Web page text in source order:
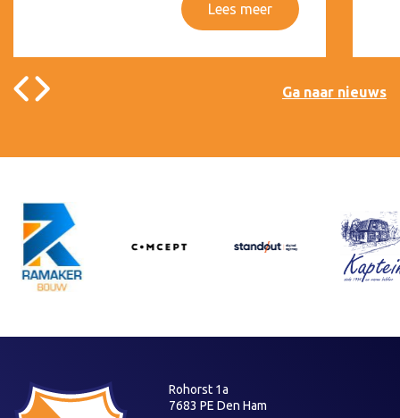
Lees meer
Ga naar nieuws
Rohorst 1a
7683 PE Den Ham